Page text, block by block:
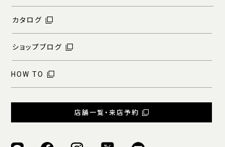
カタログ
ショップブログ
HOW TO
店舗一覧・来店予約